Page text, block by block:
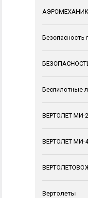
Безопасность
Беспилотные
ВЕРТОЛЕТ МИ-2
ВЕРТОЛЕТ МИ-4
Вертолеты